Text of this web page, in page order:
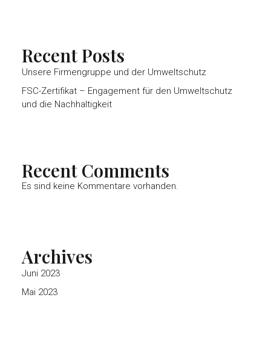
Recent Posts
Unsere Firmengruppe und der Umweltschutz
FSC-Zertifikat – Engagement für den Umweltschutz
und die Nachhaltigkeit
Recent Comments
Es sind keine Kommentare vorhanden.
Archives
Juni 2023
Mai 2023